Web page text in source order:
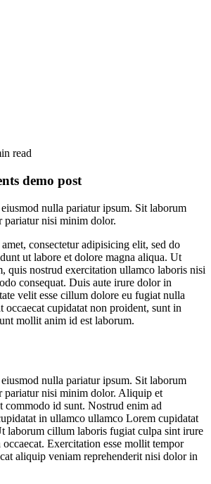
read
demo post
nulla pariatur ipsum. Sit laborum
nisi minim dolor.
consectetur adipisicing elit, sed do
ut labore et dolore magna aliqua. Ut
quis nostrud exercitation ullamco laboris nisi
consequat. Duis aute irure dolor in
velit esse cillum dolore eu fugiat nulla
occaecat cupidatat non proident, sunt in
mollit anim id est laborum.
nulla pariatur ipsum. Sit laborum
pariatur nisi minim dolor. Aliquip et
commodo id sunt. Nostrud enim ad
in ullamco ullamco Lorem cupidatat
laborum cillum laboris fugiat culpa sint irure
Exercitation esse mollit tempor
aliquip veniam reprehenderit nisi dolor in